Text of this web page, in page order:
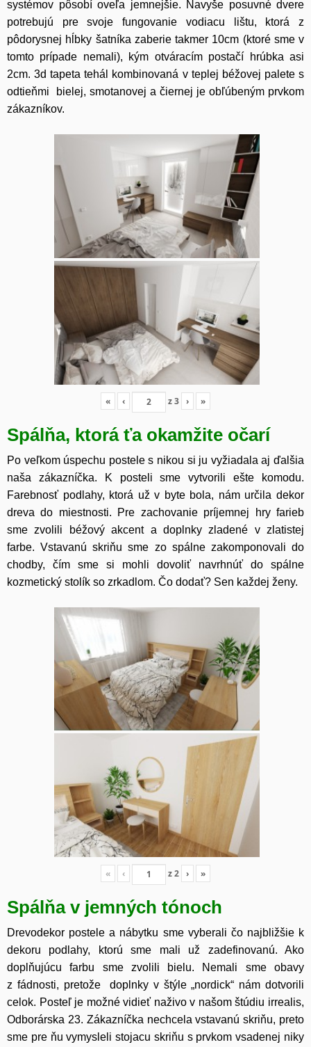
systémov pôsobí oveľa jemnejšie. Navyše posuvné dvere
potrebujú pre svoje fungovanie vodiacu lištu, ktorá z
pôdorysnej hĺbky šatníka zaberie takmer 10cm (ktoré sme v
tomto prípade nemali), kým otváracím postačí hrúbka asi
2cm. 3d tapeta tehál kombinovaná v teplej béžovej palete s
odtieňmi bielej, smotanovej a čiernej je obľúbeným prvkom
zákazníkov.
« ‹ z3 › »
Spálňa, ktorá ťa okamžite očarí
Po veľkom úspechu postele s nikou si ju vyžiadala aj ďalšia
naša zákazníčka. K posteli sme vytvorili ešte komodu.
Farebnosť podlahy, ktorá už v byte bola, nám určila dekor
dreva do miestnosti. Pre zachovanie príjemnej hry farieb
sme zvolili béžový akcent a doplnky zladené v zlatistej
farbe. Vstavanú skriňu sme zo spálne zakomponovali do
chodby, čím sme si mohli dovoliť navrhnúť do spálne
kozmetický stolík so zrkadlom. Čo dodať? Sen každej ženy.
« ‹ z2 › »
Spálňa v jemných tónoch
Drevodekor postele a nábytku sme vyberali čo najbližšie k
dekoru podlahy, ktorú sme mali už zadefinovanú. Ako
doplňujúcu farbu sme zvolili bielu. Nemali sme obavy
z fádnosti, pretože doplnky v štýle „nordick“ nám dotvorili
celok. Posteľ je možné vidieť naživo v našom štúdiu irrealis,
Odborárska 23. Zákazníčka nechcela vstavanú skriňu, preto
sme pre ňu vymysleli stojacu skriňu s prvkom vsadenej niky